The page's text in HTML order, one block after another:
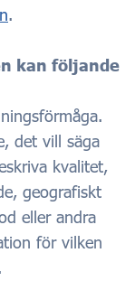
.
kan följande
det vill säga
kvalitet,
geografiskt
eller andra
för vilken